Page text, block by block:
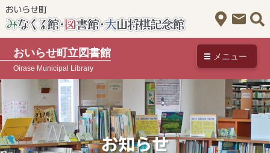
アクセス
お問
おいらせ町立図書館
Oirase Municipal Library
メニュー
お知らせ